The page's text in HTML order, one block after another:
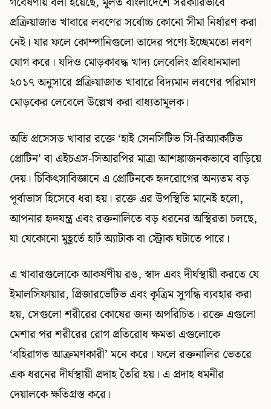
প্রক্রিয়াজাত খাবারে লবণের সর্বোচ্চ কোনো সীমা নির্ধারণ করা
নেই। যার ফলে কোম্পানিগুলো তাদের পণ্যে ইচ্ছেমতো লবণ
যোগ করে। যদিও মোড়কাবদ্ধ খাদ্য লেবেলিং প্রবিধানমালা
২০১৭ অনুসারে প্রক্রিয়াজাত খাবারে বিদ্যমান লবণের পরিমাণ
মোড়কের লেবেলে উল্লেখ করা বাধ্যতামূলক।
অতি প্রসেসড খাবার রক্তে ‘হাই সেনসিটিভ সি-রিঅ্যাকটিভ
প্রোটিন’ বা এইচএস-সিআরপির মাত্রা আশঙ্কাজনকভাবে বাড়িয়ে
দেয়। চিকিৎসাবিজ্ঞানে এ প্রোটিনকে হৃদরোগের অন্যতম বড়
পূর্বাভাস হিসেবে ধরা হয়। রক্তে এর উপস্থিতি মানেই হলো,
আপনার হৃদযন্ত্র এবং রক্তনালিতে বড় ধরনের অস্থিরতা চলছে,
যা যেকোনো মুহূর্তে হার্ট অ্যাটাক বা স্ট্রোক ঘটাতে পারে।
এ খাবারগুলোকে আকর্ষণীয় রঙ, স্বাদ এবং দীর্ঘস্থায়ী করতে যে
ইমালসিফায়ার, প্রিজারভেটিভ এবং কৃত্রিম সুগন্ধি ব্যবহার করা
হয়, সেগুলো শরীরের কোষের জন্য অপরিচিত। রক্তে এগুলো
মেশার পর শরীরের রোগ প্রতিরোধ ক্ষমতা এগুলোকে
‘বহিরাগত আক্রমণকারী’ মনে করে। ফলে রক্তনালির ভেতরে
এক ধরনের দীর্ঘস্থায়ী প্রদাহ তৈরি হয়। এ প্রদাহ ধমনীর
দেয়ালকে ক্ষতিগ্রস্ত করে।